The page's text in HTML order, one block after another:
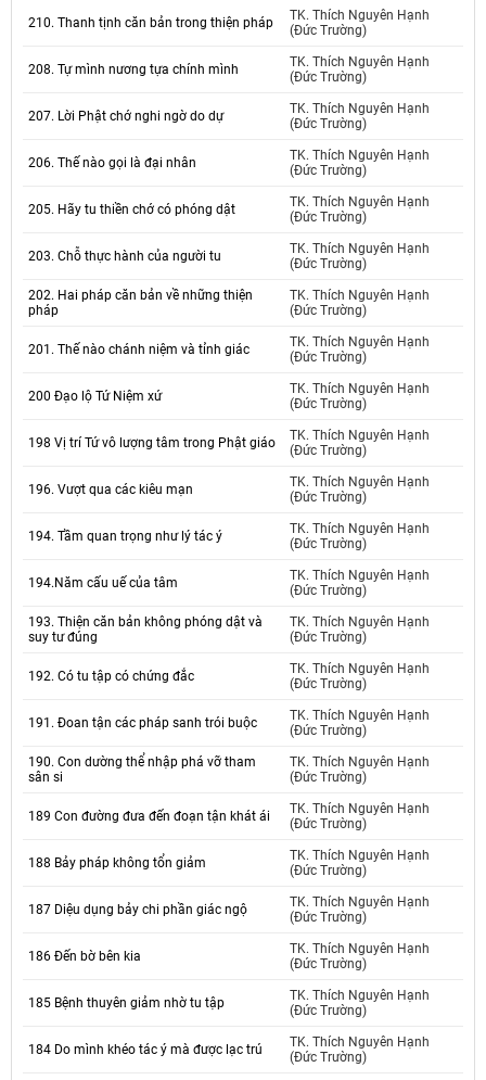
210. Thanh tịnh căn bản trong thiện pháp
TK. Thích Nguyên Hạnh
(Đức Trường)
208. Tự mình nương tựa chính mình
TK. Thích Nguyên Hạnh
(Đức Trường)
207. Lời Phật chớ nghi ngờ do dự
TK. Thích Nguyên Hạnh
(Đức Trường)
206. Thế nào gọi là đại nhân
TK. Thích Nguyên Hạnh
(Đức Trường)
205. Hãy tu thiền chớ có phóng dật
TK. Thích Nguyên Hạnh
(Đức Trường)
203. Chỗ thực hành của người tu
TK. Thích Nguyên Hạnh
(Đức Trường)
202. Hai pháp căn bản về những thiện
pháp
TK. Thích Nguyên Hạnh
(Đức Trường)
201. Thế nào chánh niệm và tỉnh giác
TK. Thích Nguyên Hạnh
(Đức Trường)
200 Đạo lộ Tứ Niệm xứ
TK. Thích Nguyên Hạnh
(Đức Trường)
198 Vị trí Tứ vô lượng tâm trong Phật giáo
TK. Thích Nguyên Hạnh
(Đức Trường)
196. Vượt qua các kiêu mạn
TK. Thích Nguyên Hạnh
(Đức Trường)
194. Tầm quan trọng như lý tác ý
TK. Thích Nguyên Hạnh
(Đức Trường)
194.Năm cấu uế của tâm
TK. Thích Nguyên Hạnh
(Đức Trường)
193. Thiện căn bản không phóng dật và
suy tư đúng
TK. Thích Nguyên Hạnh
(Đức Trường)
192. Có tu tập có chứng đắc
TK. Thích Nguyên Hạnh
(Đức Trường)
191. Đoan tận các pháp sanh trói buộc
TK. Thích Nguyên Hạnh
(Đức Trường)
190. Con dường thể nhập phá vỡ tham
sân si
TK. Thích Nguyên Hạnh
(Đức Trường)
189 Con đường đưa đến đoạn tận khát ái
TK. Thích Nguyên Hạnh
(Đức Trường)
188 Bảy pháp không tổn giảm
TK. Thích Nguyên Hạnh
(Đức Trường)
187 Diệu dụng bảy chi phần giác ngộ
TK. Thích Nguyên Hạnh
(Đức Trường)
186 Đến bờ bên kia
TK. Thích Nguyên Hạnh
(Đức Trường)
185 Bệnh thuyên giảm nhờ tu tập
TK. Thích Nguyên Hạnh
(Đức Trường)
184 Do mình khéo tác ý mà được lạc trú
TK. Thích Nguyên Hạnh
(Đức Trường)